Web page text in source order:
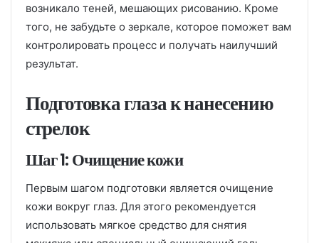
возникало теней, мешающих рисованию. Кроме
того, не забудьте о зеркале, которое поможет вам
контролировать процесс и получать наилучший
результат.
Подготовка глаза к нанесению
стрелок
Шаг 1: Очищение кожи
Первым шагом подготовки является очищение
кожи вокруг глаз. Для этого рекомендуется
использовать мягкое средство для снятия